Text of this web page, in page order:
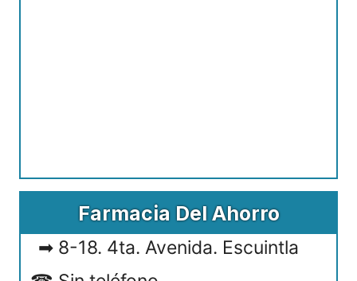
Farmacia Del Ahorro
8-18. 4ta. Avenida. Escuintla